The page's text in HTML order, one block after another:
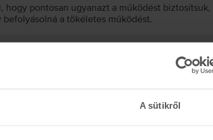
A sütikről
pontosan ugyanazt a működést
a tökéletes működést.